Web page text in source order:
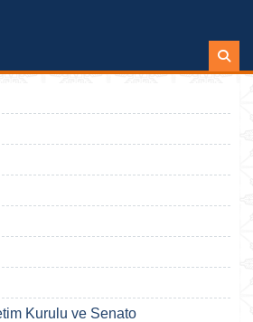
Ara
Kurulu ve Senato